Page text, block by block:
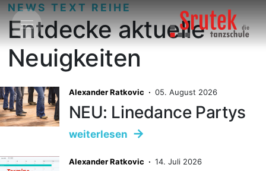
NEWS TEXT REIHE
Entdecke aktuelle
Neuigkeiten
Alexander Ratkovic · 05. August 2026
NEU: Linedance Partys
weiterlesen
Alexander Ratkovic · 14. Juli 2026